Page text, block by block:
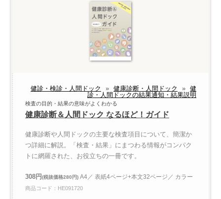
健診・検診・人間ドック » 健康診断・人間ドック » 健
診・人間ドックの結果通知・結果説明
検査の目的・結果の意味がよくわかる
健康診断＆人間ドック なるほど！ガイド
健康診断や人間ドックの主要な検査項目について、簡潔か
つ詳細に解説。「検査・結果」にまつわる情報がコンパク
トに網羅された、お役立ちの一冊です。
308円(税抜価格280円) A4／ 表紙4ページ+本文32ページ／ カラー
商品コード：HE091720